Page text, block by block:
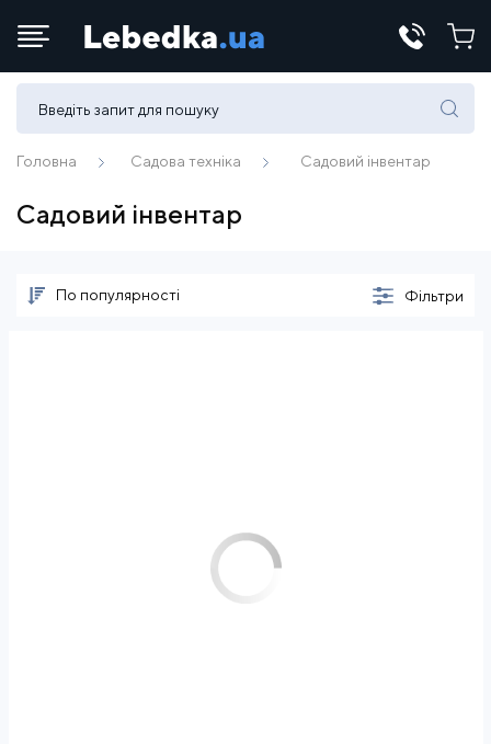
Телефони:
(067) 430 82-15
Головна Садова техніка Садовий інвентар
Садовий інвентар
По популярності Фільтри